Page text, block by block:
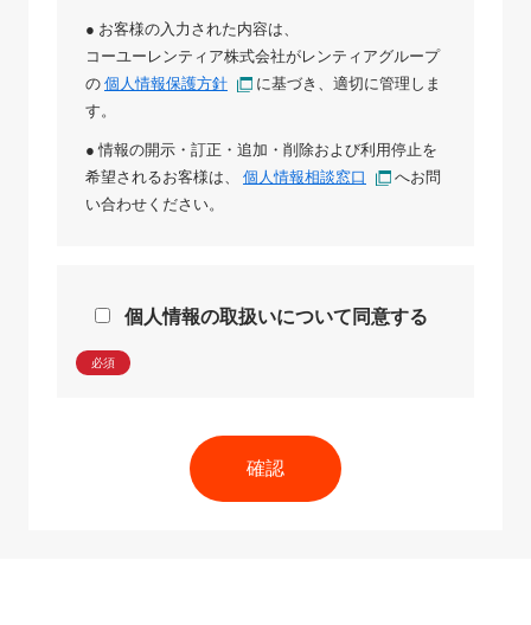
● お客様の入力された内容は、
コーユーレンティア株式会社がレンティアグループ
の 個人情報保護方針
に基づき、適切に管理しま
す。
● 情報の開示・訂正・追加・削除および利用停止を
希望されるお客様は、 個人情報相談窓口
へお問
い合わせください。
個人情報の取扱いについて同意する
必須